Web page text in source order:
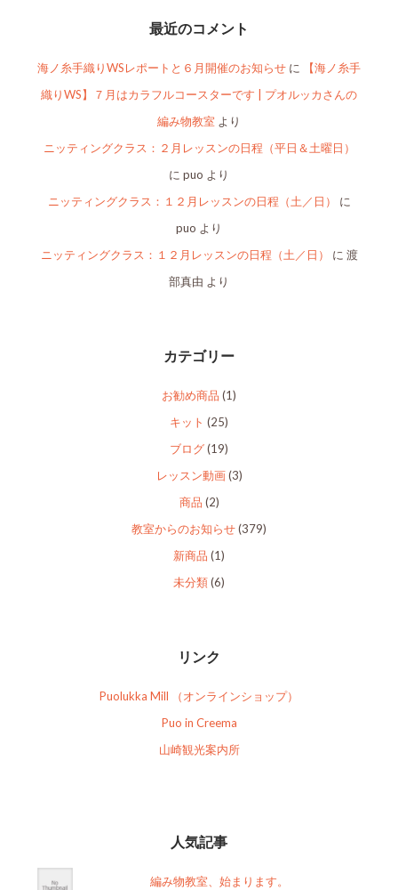
最近のコメント
海ノ糸手織りWSレポートと６月開催のお知らせ に
【海ノ糸手
織りWS】７月はカラフルコースターです | プオルッカさんの
編み物教室 より
ニッティングクラス：２月レッスンの日程（平日＆土曜日）
に puo より
ニッティングクラス：１２月レッスンの日程（土／日）
に
puo より
ニッティングクラス：１２月レッスンの日程（土／日）
に 渡
部真由 より
カテゴリー
お勧め商品 (1)
キット (25)
ブログ(19)
レッスン動画(3)
商品 (2)
教室からのお知らせ(379)
新商品 (1)
未分類(6)
リンク
Puolukka Mill （オンラインショップ）
Puo in Creema
山崎観光案内所
人気記事
編み物教室、始まります。